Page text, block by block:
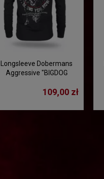
Longsleeve Dobermans
Aggressive "BIGDOG
109,00 zł